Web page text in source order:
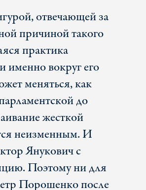
отвечающей за
причиной такого
практика
именно вокруг его
меняться, как
до
жесткой
неизменным. И
Янукович с
Поэтому ни для
Порошенко после